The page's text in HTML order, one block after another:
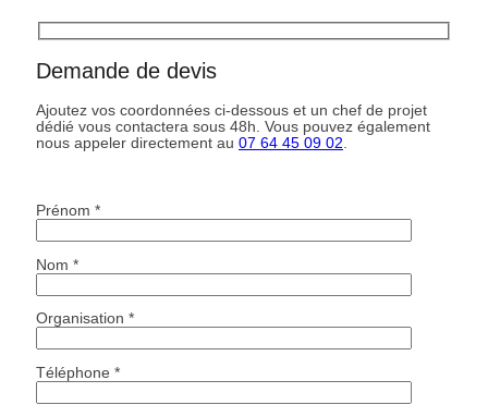
Demande de devis
Ajoutez vos coordonnées ci-dessous et un chef de projet
dédié vous contactera sous 48h. Vous pouvez également
nous appeler directement au 07 64 45 09 02
Prénom *
Nom *
Organisation *
Téléphone *